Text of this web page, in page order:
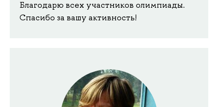
Благодарю всех участников олимпиады.
Спасибо за вашу активность!